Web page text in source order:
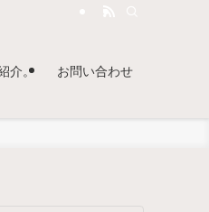
介。 お問い合わせ